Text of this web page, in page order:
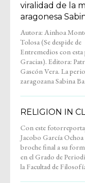
viralidad de la
aragonesa
Autora: Ainhoa
Tolosa (Se despide de
Entremedios con esta
Gracias). Editora: Patricia
Gascón Vera. La periodista
zaragozana Sabina
tras años como
televisión y locutora de spots
para grandes
comenzó su andadura en
RELIGION IN
Con este
Jacobo García Ochoa
broche final a su
en el Grado de
la Facultad de
Letras y cierra también
etapa como
Entremedios. Su